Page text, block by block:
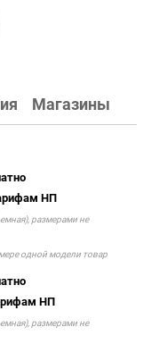
Магазины
НП
размерами не
одной модели товар
НП
размерами не